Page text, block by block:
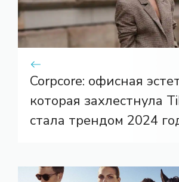
Corpcore: офисная
которая захлестнула
стала трендом 2024